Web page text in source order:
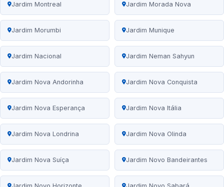
Jardim Montreal Jardim Morada Nova
Jardim Morumbi Jardim Munique
Jardim Nacional Jardim Neman Sahyun
Jardim Nova Andorinha Jardim Nova Conquista
Jardim Nova Esperança Jardim Nova Itália
Jardim Nova Londrina Jardim Nova Olinda
Jardim Nova Suíça Jardim Novo Bandeirantes